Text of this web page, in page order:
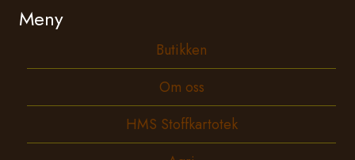
Meny
Butikken
Om oss
HMS Stoffkartotek